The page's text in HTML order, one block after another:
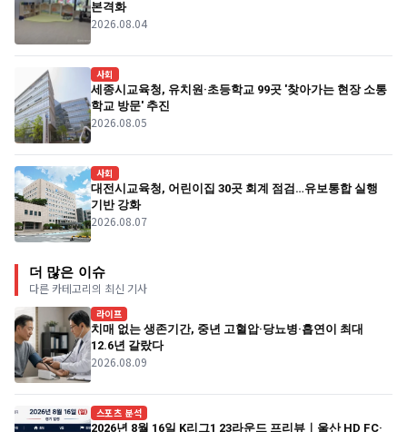
본격화
2026.08.04
사회
세종시교육청, 유치원·초등학교 99곳 '찾아가는 현장 소통
학교 방문' 추진
2026.08.05
사회
대전시교육청, 어린이집 30곳 회계 점검…유보통합 실행
기반 강화
2026.08.07
더 많은 이슈
다른 카테고리의 최신 기사
라이프
치매 없는 생존기간, 중년 고혈압·당뇨병·흡연이 최대
12.6년 갈랐다
2026.08.09
스포츠 분석
2026년 8월 16일 K리그1 23라운드 프리뷰｜울산 HD FC·